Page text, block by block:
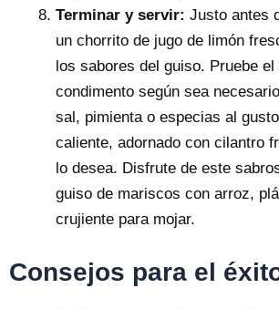
Terminar y servir: Justo antes
un chorrito de jugo de limón
los sabores del guiso. Pruebe
condimento según sea
sal, pimienta o especias al
caliente, adornado con cilantro
lo desea. Disfrute de este
guiso de mariscos con arroz,
crujiente para mojar.
Consejos para el